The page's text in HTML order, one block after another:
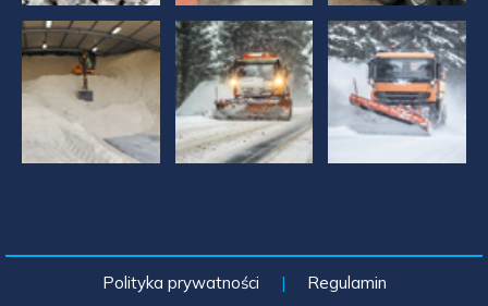
Polityka prywatności | Regulamin